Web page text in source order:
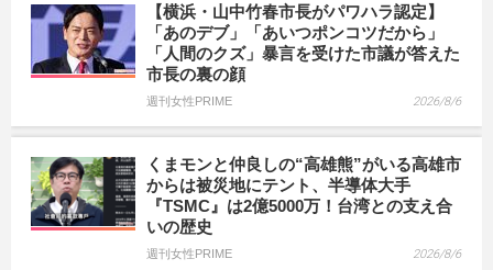
【横浜・山中竹春市長がパワハラ認定】
「あのデブ」「あいつポンコツだから」
「人間のクズ」暴言を受けた市議が答えた
市長の裏の顔
週刊女性PRIME 2026/8/6
くまモンと仲良しの“高雄熊”がいる高雄市
からは被災地にテント、半導体大手
『TSMC』は2億5000万！台湾との支え合
いの歴史
週刊女性PRIME 2026/8/6